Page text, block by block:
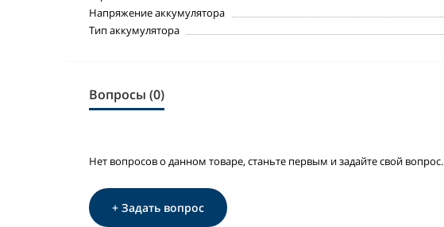
Напряжение аккумулятора
Тип аккумулятора
Вопросы (0)
Нет вопросов о данном товаре, станьте первым и задайте свой вопрос.
+ Задать вопрос